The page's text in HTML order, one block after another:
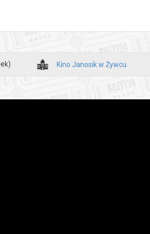
Kino Janosik w Żywcu